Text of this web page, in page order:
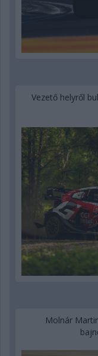
Vezető helyről
Molnár